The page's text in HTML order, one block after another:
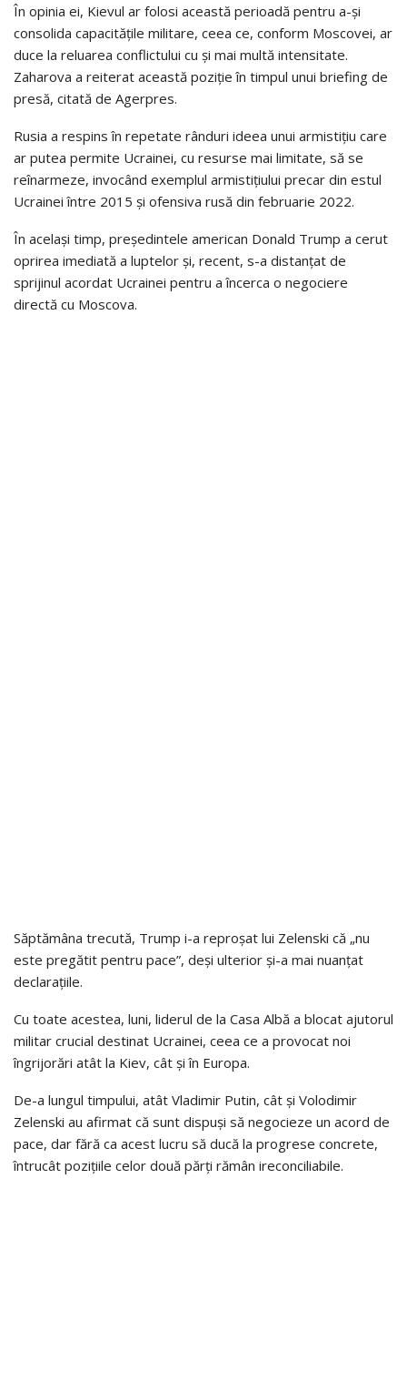
În opinia ei, Kievul ar folosi această perioadă pentru a-și
consolida capacitățile militare, ceea ce, conform Moscovei, ar
duce la reluarea conflictului cu și mai multă intensitate.
Zaharova a reiterat această poziție în timpul unui briefing de
presă, citată de Agerpres.
Rusia a respins în repetate rânduri ideea unui armistițiu care
ar putea permite Ucrainei, cu resurse mai limitate, să se
reînarmeze, invocând exemplul armistițiului precar din estul
Ucrainei între 2015 și ofensiva rusă din februarie 2022.
În același timp, președintele american Donald Trump a cerut
oprirea imediată a luptelor și, recent, s-a distanțat de
sprijinul acordat Ucrainei pentru a încerca o negociere
directă cu Moscova.
Săptămâna trecută, Trump i-a reproșat lui Zelenski că „nu
este pregătit pentru pace”, deși ulterior și-a mai nuanțat
declarațiile.
Cu toate acestea, luni, liderul de la Casa Albă a blocat ajutorul
militar crucial destinat Ucrainei, ceea ce a provocat noi
îngrijorări atât la Kiev, cât și în Europa.
De-a lungul timpului, atât Vladimir Putin, cât și Volodimir
Zelenski au afirmat că sunt dispuși să negocieze un acord de
pace, dar fără ca acest lucru să ducă la progrese concrete,
întrucât pozițiile celor două părți rămân ireconciliabile.